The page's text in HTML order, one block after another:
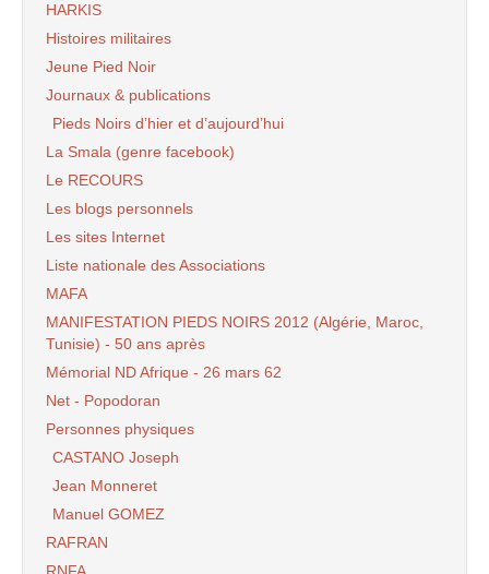
HARKIS
Histoires militaires
Jeune Pied Noir
Journaux & publications
Pieds Noirs d’hier et d’aujourd’hui
La Smala (genre facebook)
Le RECOURS
Les blogs personnels
Les sites Internet
Liste nationale des Associations
MAFA
MANIFESTATION PIEDS NOIRS 2012 (Algérie, Maroc,
Tunisie) - 50 ans après
Mémorial ND Afrique - 26 mars 62
Net - Popodoran
Personnes physiques
CASTANO Joseph
Jean Monneret
Manuel GOMEZ
RAFRAN